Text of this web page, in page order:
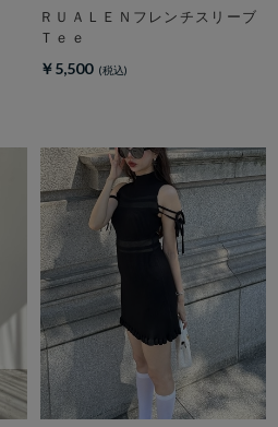
ＲＵＡＬＥＮフレンチスリーブ
Ｔｅｅ
￥5,500